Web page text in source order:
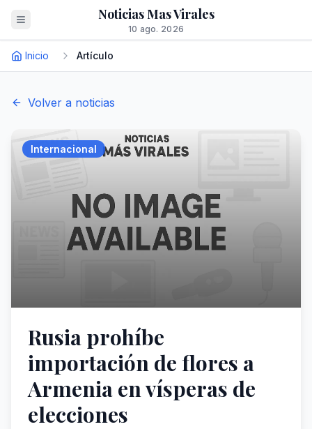
Noticias Mas Virales
10 ago. 2026
Inicio Artículo
Volver a noticias
Internacional
Rusia prohíbe
importación de flores a
Armenia en vísperas de
elecciones